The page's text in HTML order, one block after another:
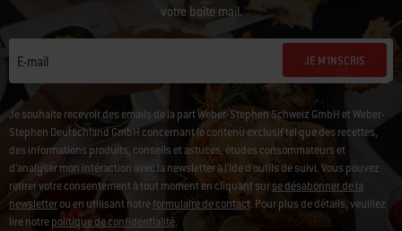
votre boîte mail.
E-mail JE M'INSCRIS
Je souhaite recevoir des emails de la part Weber-Stephen Schweiz GmbH et Weber-
Stephen Deutschland GmbH concernant le contenu exclusif tel que des recettes,
des informations produits, conseils et astuces, études consommateurs et
d'analyser mon intéraction avec la newsletter à l'ide d'outils de suivi. Vous pouvez
retirer votre consentement à tout moment en cliquant surse désabonner de la
newsletterou en utilisant notreformulaire de contact. Pour plus de détails, veuillez
lire notrepolitique de confidentialité.